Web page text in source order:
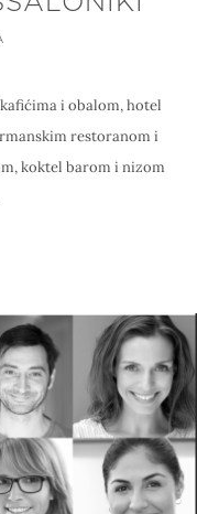
i obalom, hotel
restoranom i
koktel barom i nizom